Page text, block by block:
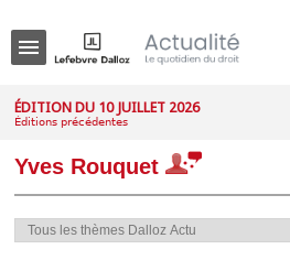
ÉDITION DU 10 JUILLET 2026
Éditions précédentes
Yves Rouquet